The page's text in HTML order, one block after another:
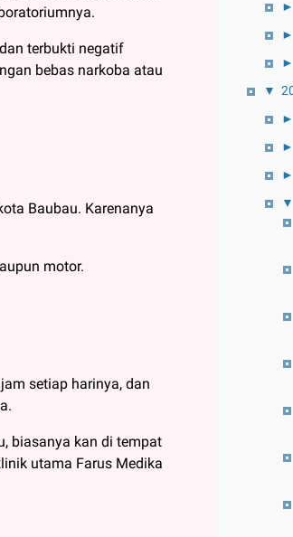
terbukti negatif
bebas narkoba atau
Baubau. Karenanya
motor.
setiap harinya, dan
biasanya kan di tempat
utama Farus Medika
►
►
►
▼
►
►
►
▼